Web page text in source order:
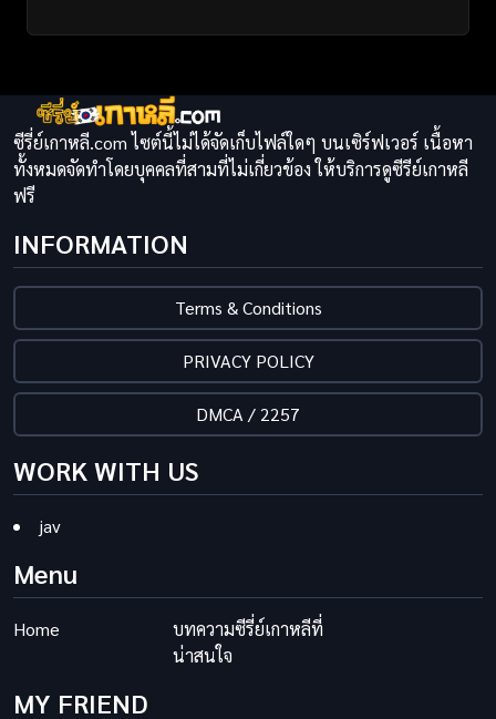
ซีรี่ย์เกาหลี.com ไซต์นี้ไม่ได้จัดเก็บไฟล์ใดๆ บนเซิร์ฟเวอร์ เนื้อหา
ทั้งหมดจัดทำโดยบุคคลที่สามที่ไม่เกี่ยวข้อง ให้บริการดูซีรีย์เกาหลี
ฟรี
INFORMATION
Terms & Conditions
PRIVACY POLICY
DMCA / 2257
WORK WITH US
jav
Menu
Home
บทความซีรี่ย์เกาหลีที่
น่าสนใจ
MY FRIEND